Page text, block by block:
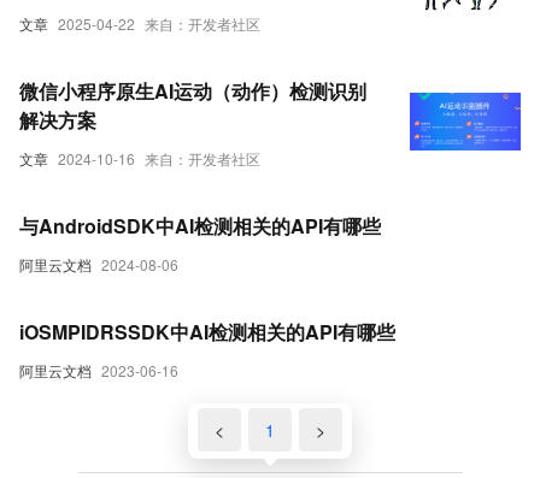
文章 2025-04-22 来自：开发者社区
文章 2024-10-16 来自：开发者社区
微信小程序原生AI运动（动作）检测识别
解决方案
阿里云文档 2024-08-06
与AndroidSDK中AI检测相关的API有哪些
阿里云文档 2023-06-16
iOSMPIDRSSDK中AI检测相关的API有哪些
< 1 >